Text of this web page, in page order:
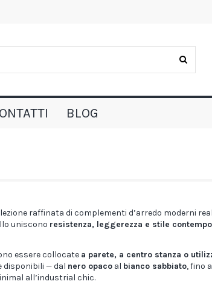
BLOG
raffinata di complementi d’arredo moderni
uniscono resistenza, leggerezza e stile
essere collocate a parete, a centro stanza o
disponibili — dal nero opaco al bianco sabbiato, fino
all’industrial chic.